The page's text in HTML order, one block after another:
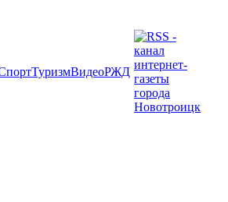
ТуризмВидеоРЖД